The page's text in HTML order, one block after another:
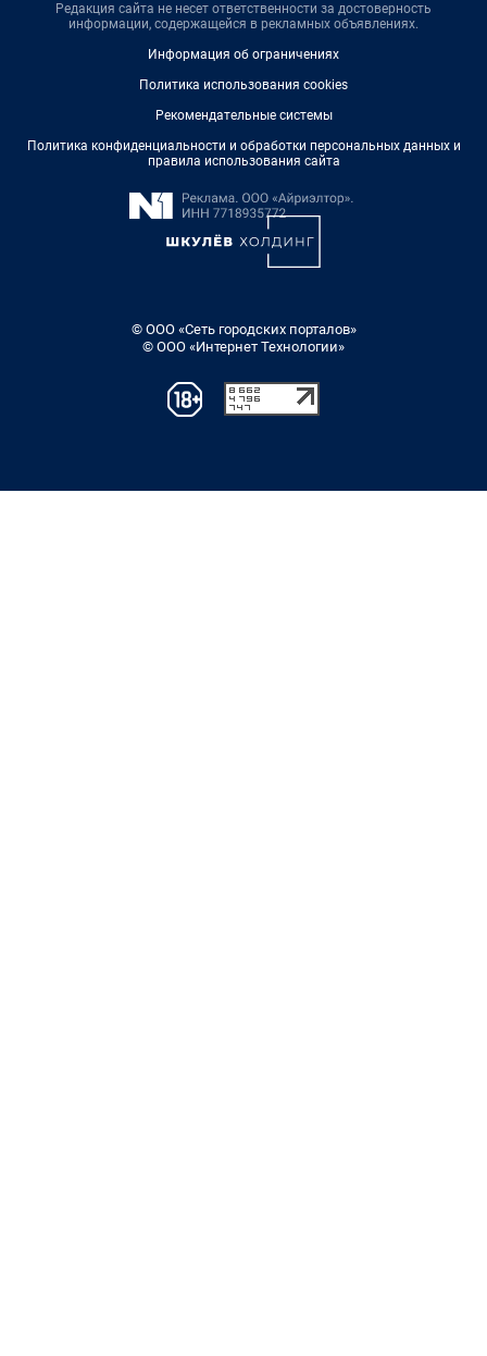
Редакция сайта не несет ответственности за достоверность
информации, содержащейся в рекламных объявлениях.
Информация об ограничениях
Политика использования cookies
Рекомендательные системы
Политика конфиденциальности и обработки персональных данных и
правила использования сайта
© ООО «Сеть городских порталов»
© ООО «Интернет Технологии»